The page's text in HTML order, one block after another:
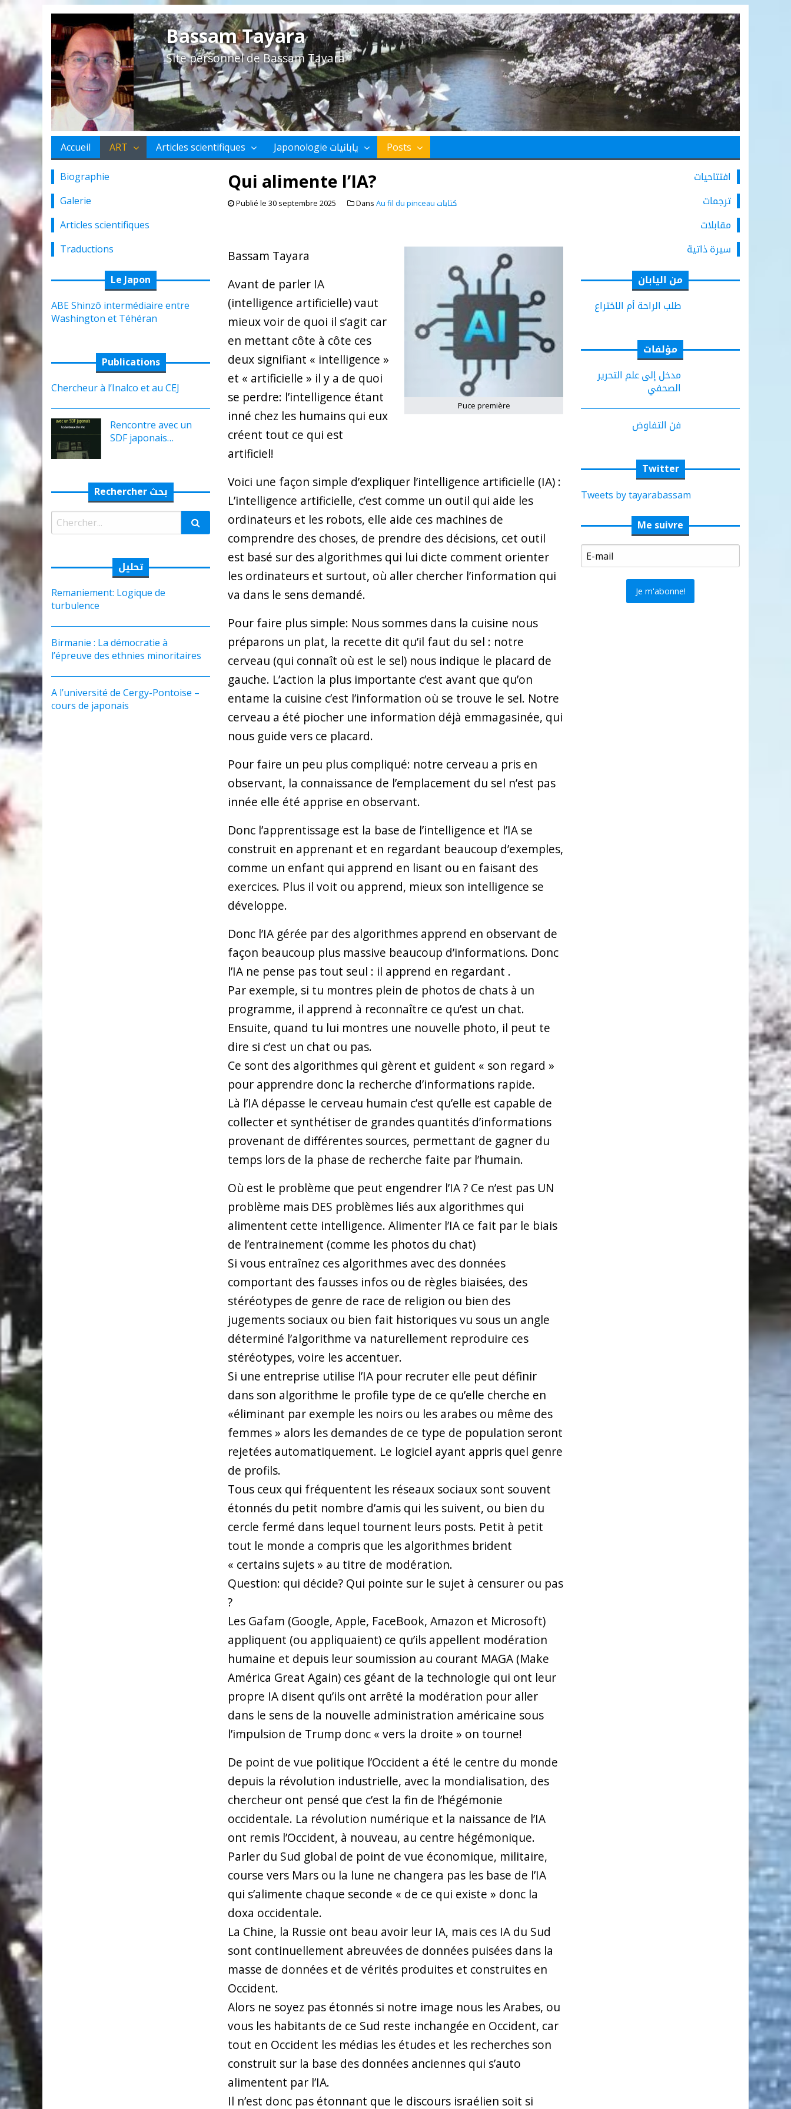
Bassam Tayara
Site personnel de Bassam Tayara
Accueil ART Articles scientifiques Japonologie يابانيات Posts
Qui alimente l’IA?
Publié le 30 septembre 2025 Dans Au fil du pinceau كتابات
Puce première
Bassam Tayara
Avant de parler IA
(intelligence artificielle) vaut
mieux voir de quoi il s’agit car
en mettant côte à côte ces
deux signifiant « intelligence »
et « artificielle » il y a de quoi
se perdre: l’intelligence étant
inné chez les humains qui eux
créent tout ce qui est
artificiel!
Voici une façon simple d’expliquer l’intelligence artificielle (IA) :
L’intelligence artificielle, c’est comme un outil qui aide les
ordinateurs et les robots, elle aide ces machines de
comprendre des choses, de prendre des décisions, cet outil
est basé sur des algorithmes qui lui dicte comment orienter
les ordinateurs et surtout, où aller chercher l’information qui
va dans le sens demandé.
Pour faire plus simple: Nous sommes dans la cuisine nous
préparons un plat, la recette dit qu’il faut du sel : notre
cerveau (qui connaît où est le sel) nous indique le placard de
gauche. L’action la plus importante c’est avant que qu’on
entame la cuisine c’est l’information où se trouve le sel. Notre
cerveau a été piocher une information déjà emmagasinée, qui
nous guide vers ce placard.
Pour faire un peu plus compliqué: notre cerveau a pris en
observant, la connaissance de l’emplacement du sel n’est pas
innée elle été apprise en observant.
Donc l’apprentissage est la base de l’intelligence et l’IA se
construit en apprenant et en regardant beaucoup d’exemples,
comme un enfant qui apprend en lisant ou en faisant des
exercices. Plus il voit ou apprend, mieux son intelligence se
développe.
Donc l’IA gérée par des algorithmes apprend en observant de
façon beaucoup plus massive beaucoup d’informations. Donc
l’IA ne pense pas tout seul : il apprend en regardant .
Par exemple, si tu montres plein de photos de chats à un
programme, il apprend à reconnaître ce qu’est un chat.
Ensuite, quand tu lui montres une nouvelle photo, il peut te
dire si c’est un chat ou pas.
Ce sont des algorithmes qui gèrent et guident « son regard »
pour apprendre donc la recherche d’informations rapide.
Là l’IA dépasse le cerveau humain c’est qu’elle est capable de
collecter et synthétiser de grandes quantités d’informations
provenant de différentes sources, permettant de gagner du
temps lors de la phase de recherche faite par l’humain.
Où est le problème que peut engendrer l’IA ? Ce n’est pas UN
problème mais DES problèmes liés aux algorithmes qui
alimentent cette intelligence. Alimenter l’IA ce fait par le biais
de l’entrainement (comme les photos du chat)
Si vous entraînez ces algorithmes avec des données
comportant des fausses infos ou de règles biaisées, des
stéréotypes de genre de race de religion ou bien des
jugements sociaux ou bien fait historiques vu sous un angle
déterminé l’algorithme va naturellement reproduire ces
stéréotypes, voire les accentuer.
Si une entreprise utilise l’IA pour recruter elle peut définir
dans son algorithme le profile type de ce qu’elle cherche en
«éliminant par exemple les noirs ou les arabes ou même des
femmes » alors les demandes de ce type de population seront
rejetées automatiquement. Le logiciel ayant appris quel genre
de profils.
Tous ceux qui fréquentent les réseaux sociaux sont souvent
étonnés du petit nombre d’amis qui les suivent, ou bien du
cercle fermé dans lequel tournent leurs posts. Petit à petit
tout le monde a compris que les algorithmes brident
« certains sujets » au titre de modération.
Question: qui décide? Qui pointe sur le sujet à censurer ou pas
?
Les Gafam (Google, Apple, FaceBook, Amazon et Microsoft)
appliquent (ou appliquaient) ce qu’ils appellent modération
humaine et depuis leur soumission au courant MAGA (Make
América Great Again) ces géant de la technologie qui ont leur
propre IA disent qu’ils ont arrêté la modération pour aller
dans le sens de la nouvelle administration américaine sous
l’impulsion de Trump donc « vers la droite » on tourne!
De point de vue politique l’Occident a été le centre du monde
depuis la révolution industrielle, avec la mondialisation, des
chercheur ont pensé que c’est la fin de l’hégémonie
occidentale. La révolution numérique et la naissance de l’IA
ont remis l’Occident, à nouveau, au centre hégémonique.
Parler du Sud global de point de vue économique, militaire,
course vers Mars ou la lune ne changera pas les base de l’IA
qui s’alimente chaque seconde « de ce qui existe » donc la
doxa occidentale.
La Chine, la Russie ont beau avoir leur IA, mais ces IA du Sud
sont continuellement abreuvées de données puisées dans la
masse de données et de vérités produites et construites en
Occident.
Alors ne soyez pas étonnés si notre image nous les Arabes, ou
vous les habitants de ce Sud reste inchangée en Occident, car
tout en Occident les médias les études et les recherches son
construit sur la base des données anciennes qui s’auto
alimentent par l’IA.
Il n’est donc pas étonnant que le discours israélien soit si
Biographie
Galerie
Articles scientifiques
Traductions
Le Japon
ABE Shinzô intermédiaire entre
Washington et Téhéran
Publications
Chercheur à l’Inalco et au CEJ
Rencontre avec un
SDF japonais…
Rechercher بحث
Rechercher:
تحليل
Remaniement: Logique de
turbulence
Birmanie : La démocratie à
l’épreuve des ethnies minoritaires
A l’université de Cergy-Pontoise –
cours de japonais
افتتاحيات
ترجمات
مقابلات
سيرة ذاتية
من اليابان
طلب الراحة أم الاختراع
مؤلفات
مدخل إلى علم التحرير
الصحفي
فن التفاوض
Twitter
Tweets by tayarabassam
Me suivre